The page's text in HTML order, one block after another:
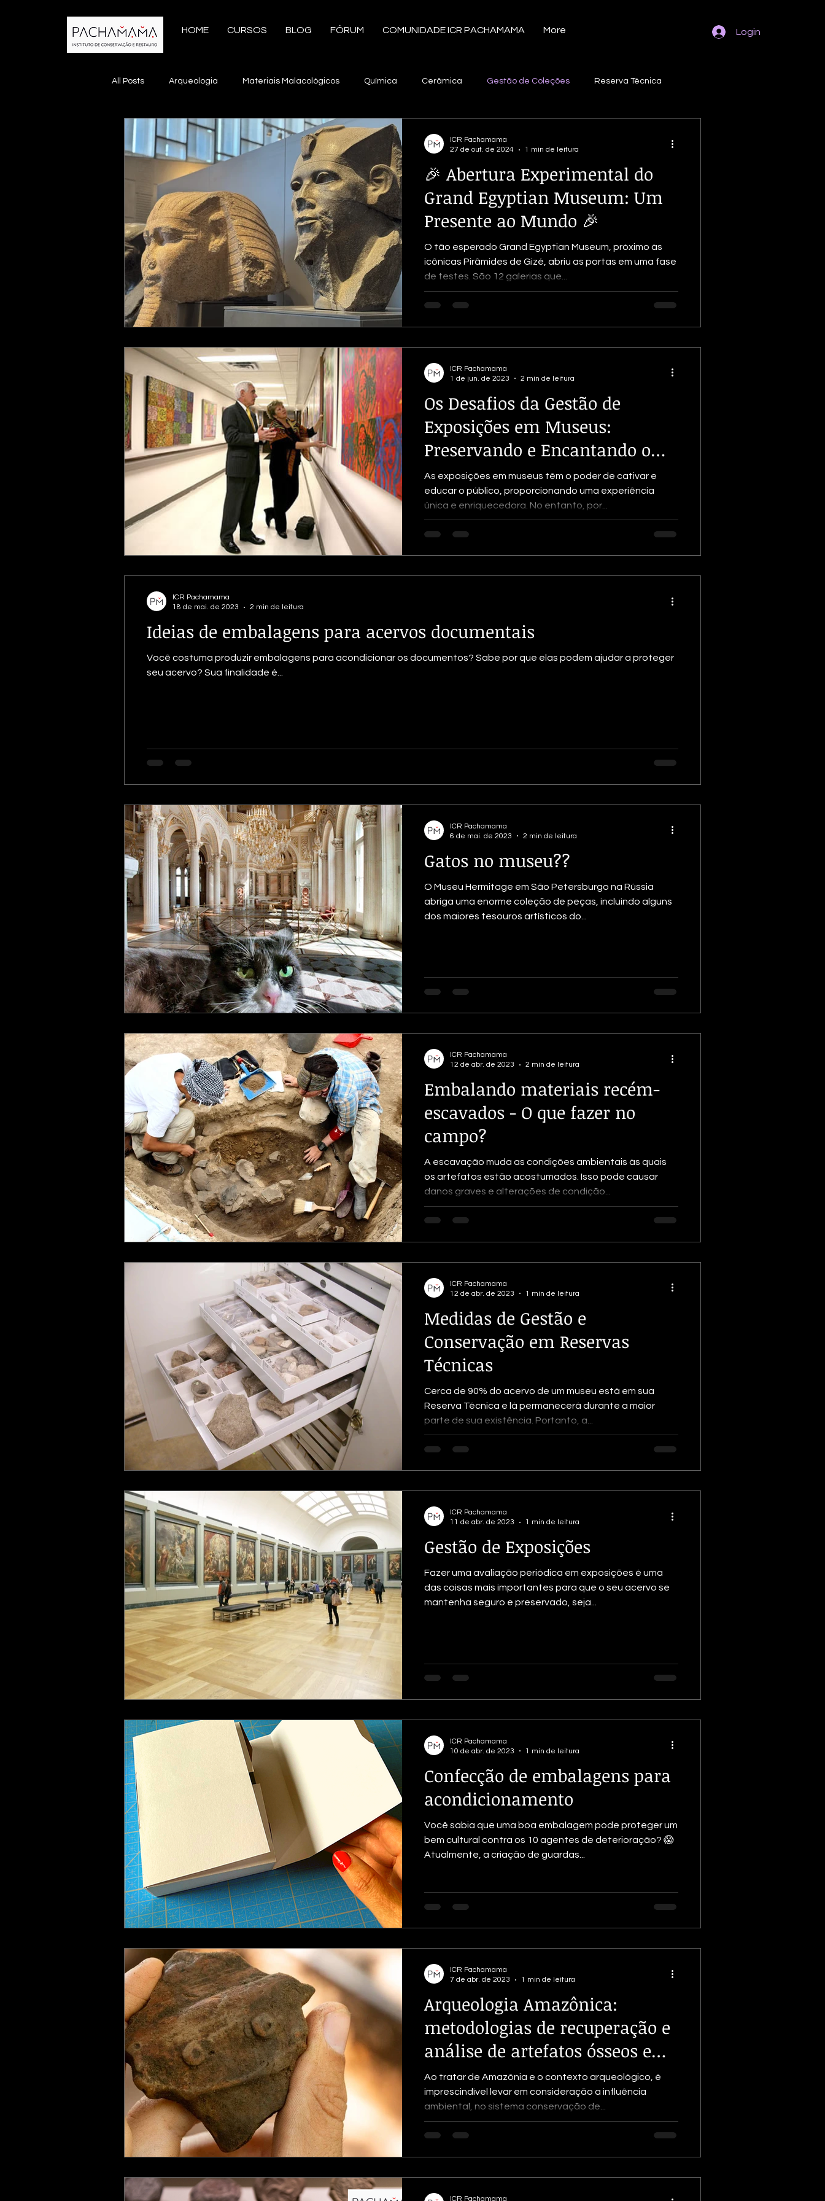
HOME CURSOS BLOG FÓRUM COMUNIDADE ICR PACHAMAMA More Login
All Posts Arqueologia Materiais Malacológicos Química Cerâmica Gestão de Coleções Reserva Técnica
Conservação Preventiva Conservação e Restauro Documentos
Inteligência Artificial Manejo Integrado de Pragas América Latina Tecido Plumária Embalagem
Teoria da Conservação Museologia Exposição Materiais Etnográficos Documentação de Coleções
Exposições Bordados História Metais Madeira Material Lítico Vidro
🎉 Abertura Experimental do
Grand Egyptian Museum: Um
Presente ao Mundo 🎉
O tão esperado Grand Egyptian Museum, próximo às
icônicas Pirâmides de Gizé, abriu as portas em uma fase
de testes. São 12 galerias que...
ICR Pachamama
27 de out. de 2024
1 min de leitura
Os Desafios da Gestão de
Exposições em Museus:
Preservando e Encantando o
Público
As exposições em museus têm o poder de cativar e
educar o público, proporcionando uma experiência
única e enriquecedora. No entanto, por...
ICR Pachamama
1 de jun. de 2023
2 min de leitura
Ideias de embalagens para acervos documentais
Você costuma produzir embalagens para acondicionar os documentos? Sabe por que elas podem ajudar a proteger
seu acervo? Sua finalidade é...
ICR Pachamama
18 de mai. de 2023
2 min de leitura
Gatos no museu??
O Museu Hermitage em São Petersburgo na Rússia
abriga uma enorme coleção de peças, incluindo alguns
dos maiores tesouros artísticos do...
ICR Pachamama
6 de mai. de 2023
2 min de leitura
Embalando materiais recém-
escavados - O que fazer no
campo?
A escavação muda as condições ambientais às quais
os artefatos estão acostumados. Isso pode causar
danos graves e alterações de condição...
ICR Pachamama
12 de abr. de 2023
2 min de leitura
Medidas de Gestão e
Conservação em Reservas
Técnicas
Cerca de 90% do acervo de um museu está em sua
Reserva Técnica e lá permanecerá durante a maior
parte de sua existência. Portanto, a...
ICR Pachamama
12 de abr. de 2023
1 min de leitura
Gestão de Exposições
Fazer uma avaliação periódica em exposições é uma
das coisas mais importantes para que o seu acervo se
mantenha seguro e preservado, seja...
ICR Pachamama
11 de abr. de 2023
1 min de leitura
Confecção de embalagens para
acondicionamento
Você sabia que uma boa embalagem pode proteger um
bem cultural contra os 10 agentes de deterioração? 😱
Atualmente, a criação de guardas...
ICR Pachamama
10 de abr. de 2023
1 min de leitura
Arqueologia Amazônica:
metodologias de recuperação e
análise de artefatos ósseos e
sedimentares
Ao tratar de Amazônia e o contexto arqueológico, é
imprescindível levar em consideração a influência
ambiental, no sistema conservação de...
ICR Pachamama
7 de abr. de 2023
1 min de leitura
ICR Pachamama